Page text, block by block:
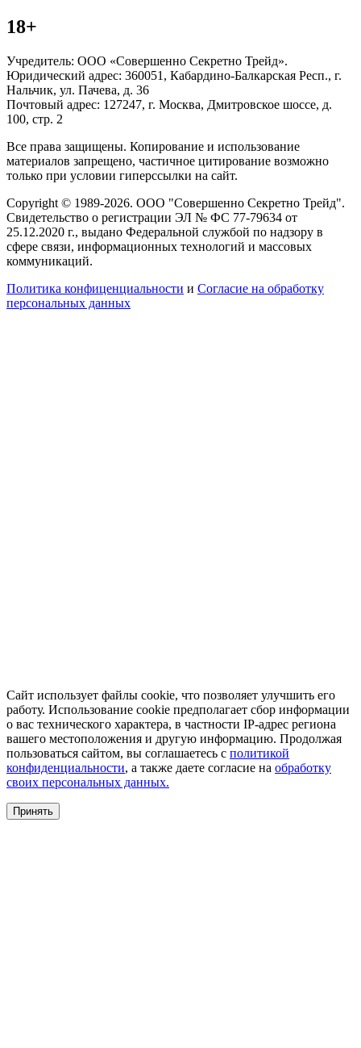
18+
Учредитель: ООО «Совершенно Секретно Трейд».
Юридический адрес: 360051, Кабардино-Балкарская Респ., г.
Нальчик, ул. Пачева, д. 36
Почтовый адрес: 127247, г. Москва, Дмитровское шоссе, д.
100, стр. 2
Все права защищены. Копирование и использование
материалов запрещено, частичное цитирование возможно
только при условии гиперссылки на сайт.
Copyright © 1989-2026. ООО "Совершенно Секретно Трейд".
Свидетельство о регистрации ЭЛ № ФС 77-79634 от
25.12.2020 г., выдано Федеральной службой по надзору в
сфере связи, информационных технологий и массовых
коммуникаций.
Политика конфиценциальности и Согласие на обработку
персональных данных
Сайт использует файлы cookie, что позволяет улучшить его
работу. Использование cookie предполагает сбор информации
о вас технического характера, в частности IP-адрес региона
вашего местоположения и другую информацию. Продолжая
пользоваться сайтом, вы соглашаетесь с политикой
конфиденциальности, а также даете согласие на обработку
своих персональных данных.
Принять